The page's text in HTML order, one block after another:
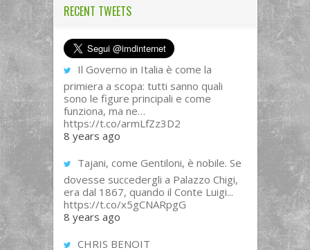
RECENT TWEETS
Il Governo in Italia è come la
primiera a scopa: tutti sanno quali
sono le figure principali e come
funziona, ma ne…
https://t.co/armLfZz3D2
8 years ago
Tajani, come Gentiloni, è nobile. Se
dovesse succedergli a Palazzo Chigi,
era dal 1867, quando il Conte Luigi...
https://t.co/x5gCNARpgG
8 years ago
CHRIS BENOIT